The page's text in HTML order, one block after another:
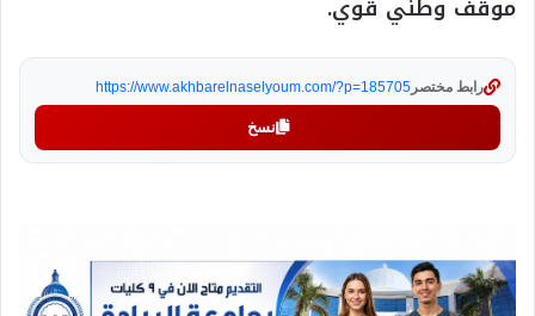
رابط مختصر https://www.akhbarelnaselyoum.com/?p=185705
نسخ